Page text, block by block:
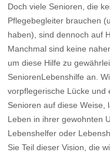
Doch viele Senioren, die
Pflegebegleiter brauchen
haben), sind dennoch auf
Manchmal sind keine
um diese Hilfe zu
SeniorenLebenshilfe an.
vorpflegerische Lücke und
Senioren auf diese Weise,
Leben in ihrer gewohnten
Lebenshelfer oder
Sie Teil dieser Vision, die